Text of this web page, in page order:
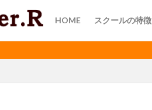
HOME スクールの特徴